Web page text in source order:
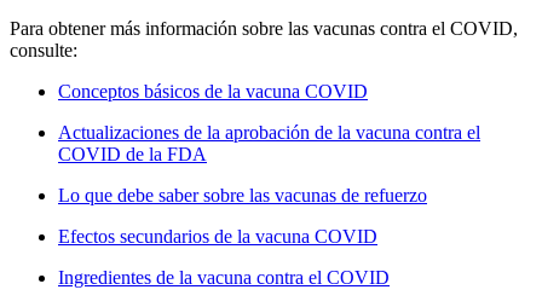
Para obtener más información sobre las vacunas contra el COVID,
consulte:
Conceptos básicos de la vacuna COVID
Actualizaciones de la aprobación de la vacuna contra el
COVID de la FDA
Lo que debe saber sobre las vacunas de refuerzo
Efectos secundarios de la vacuna COVID
Ingredientes de la vacuna contra el COVID